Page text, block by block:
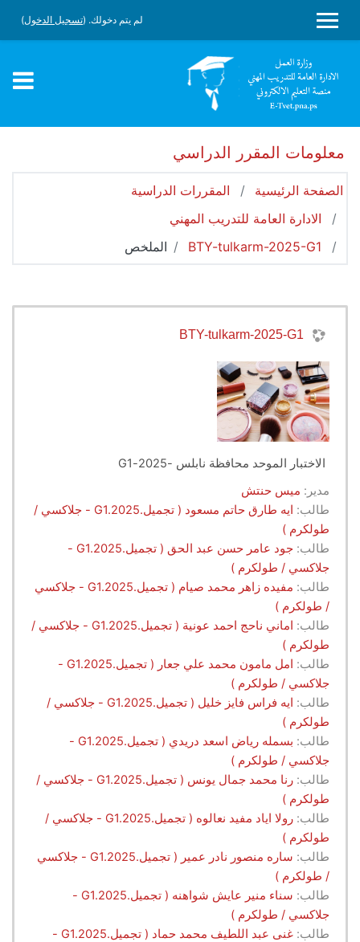
واجهة جانبية
لم يتم دخولك. (تسجيل الدخول)
معلومات المقرر الدراسي
الصفحة الرئيسية
المقررات الدراسية
الادارة العامة للتدريب المهني
BTY-tulkarm-2025-G1
الملخص
BTY-tulkarm-2025-G1
الاختبار الموحد محافظة نابلس -2025-G1
مدير: ميس حنتش
طالب:
ايه طارق حاتم مسعود ( تجميل.G1.2025 - جلاكسي /
طولكرم )
طالب:
جود عامر حسن عبد الحق ( تجميل.G1.2025 -
جلاكسي / طولكرم )
طالب:
مفيده زاهر محمد صيام ( تجميل.G1.2025 - جلاكسي
/ طولكرم )
طالب:
اماني ناحج احمد عونية ( تجميل.G1.2025 - جلاكسي /
طولكرم )
طالب:
امل مامون محمد علي جعار ( تجميل.G1.2025 -
جلاكسي / طولكرم )
طالب:
ايه فراس فايز خليل ( تجميل.G1.2025 - جلاكسي /
طولكرم )
طالب:
بسمله رياض اسعد دريدي ( تجميل.G1.2025 -
جلاكسي / طولكرم )
طالب:
رنا محمد جمال يونس ( تجميل.G1.2025 - جلاكسي /
طولكرم )
طالب:
رولا اياد مفيد نعالوه ( تجميل.G1.2025 - جلاكسي /
طولكرم )
طالب:
ساره منصور نادر عمير ( تجميل.G1.2025 - جلاكسي
/ طولكرم )
طالب:
سناء منير عايش شواهنه ( تجميل.G1.2025 -
جلاكسي / طولكرم )
طالب:
غنى عبد اللطيف محمد حماد ( تجميل.G1.2025 -